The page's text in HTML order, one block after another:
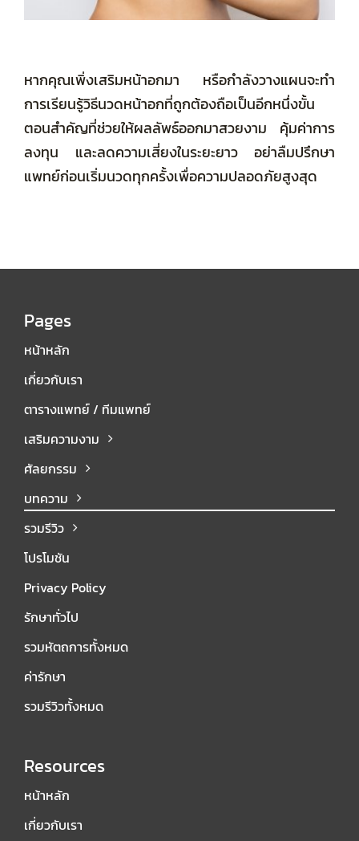
หากคุณเพิ่งเสริมหน้าอกมา หรือกำลังวางแผนจะทำ
การเรียนรู้วิธีนวดหน้าอกที่ถูกต้องถือเป็นอีกหนึ่งขั้น
ตอนสำคัญที่ช่วยให้ผลลัพธ์ออกมาสวยงาม คุ้มค่าการ
ลงทุน และลดความเสี่ยงในระยะยาว อย่าลืมปรึกษา
แพทย์ก่อนเริ่มนวดทุกครั้งเพื่อความปลอดภัยสูงสุด
Pages
หน้าหลัก
เกี่ยวกับเรา
ตารางแพทย์ / ทีมแพทย์
เสริมความงาม
ศัลยกรรม
บทความ
รวมรีวิว
โปรโมชัน
Privacy Policy
รักษาทั่วไป
รวมหัตถการทั้งหมด
ค่ารักษา
รวมรีวิวทั้งหมด
Resources
หน้าหลัก
เกี่ยวกับเรา